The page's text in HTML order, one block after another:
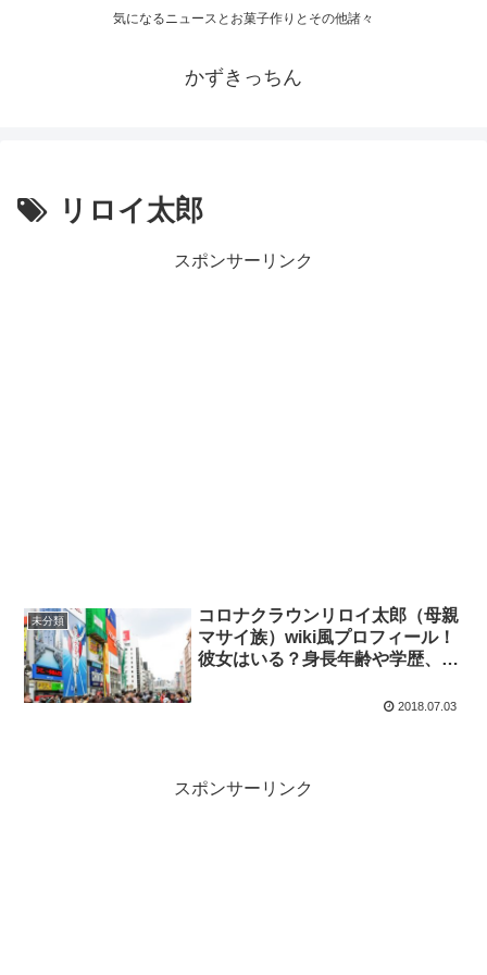
気になるニュースとお菓子作りとその他諸々
かずきっちん
リロイ太郎
スポンサーリンク
未分類
コロナクラウンリロイ太郎（母親
マサイ族）wiki風プロフィール！
彼女はいる？身長年齢や学歴、父
2018.07.03
スポンサーリンク